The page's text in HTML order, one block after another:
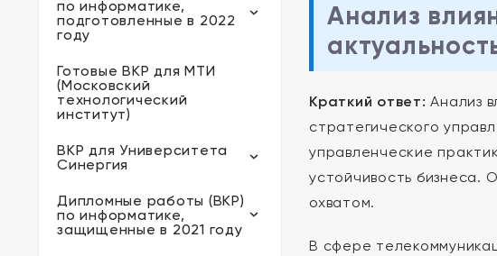
по информатике,
подготовленные в 2022
году
Готовые ВКР для МТИ
(Московский
технологический
институт)
ВКР для Университета
Синергия
Дипломные работы (ВКР)
по информатике,
защищенные в 2021 году
Анализ
Краткий ответ: Анализ
стратегического
управленческие
устойчивость бизнеса.
охватом.
В сфере